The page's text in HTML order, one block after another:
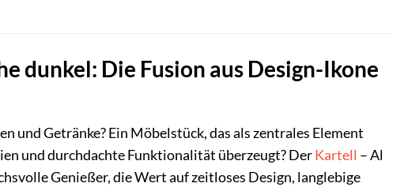
dunkel: Die Fusion aus Design-Ikone
und Getränke? Ein Möbelstück, das als zentrales Element
und durchdachte Funktionalität überzeugt? DerKartell – Al
Genießer, die Wert auf zeitloses Design, langlebige